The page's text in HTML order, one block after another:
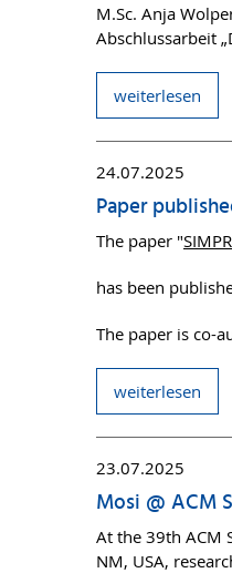
M.Sc. Anja
Abschlussarbeit
weiterlesen
24.07.2025
Paper
The paper "
has been
The paper is co-
weiterlesen
23.07.2025
Mosi @ ACM
At the 39th ACM
NM, USA,